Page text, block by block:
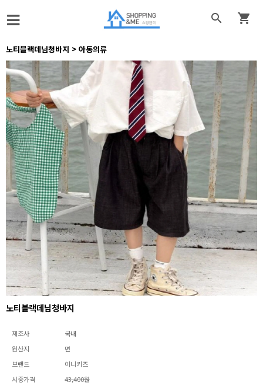
 
노티블랙데님청바지 > 아동의류
노티블랙데님청바지
제조사
국내
원산지
면
브랜드
이니키즈
시중가격
43,400원